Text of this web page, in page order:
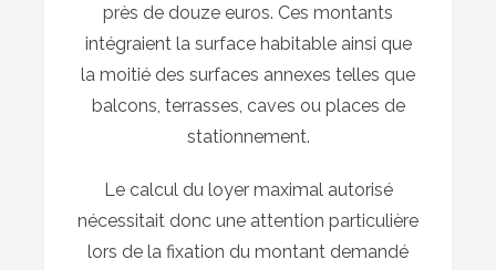
près de douze euros. Ces montants
intégraient la surface habitable ainsi que
la moitié des surfaces annexes telles que
balcons, terrasses, caves ou places de
stationnement.
Le calcul du loyer maximal autorisé
nécessitait donc une attention particulière
lors de la fixation du montant demandé